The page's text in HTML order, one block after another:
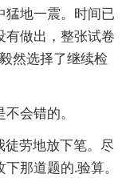
猛地一震。时间已
有做出，整张试卷
然选择了继续检
会错的。
劳地放下笔。尽
那道题的.验算。